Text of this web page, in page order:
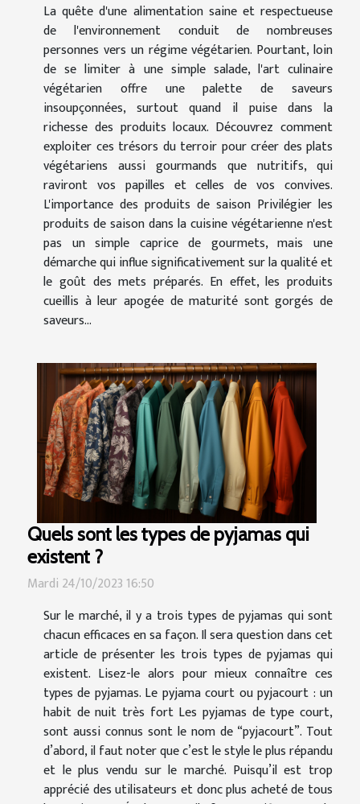
La quête d'une alimentation saine et respectueuse
de l'environnement conduit de nombreuses
personnes vers un régime végétarien. Pourtant, loin
de se limiter à une simple salade, l'art culinaire
végétarien offre une palette de saveurs
insoupçonnées, surtout quand il puise dans la
richesse des produits locaux. Découvrez comment
exploiter ces trésors du terroir pour créer des plats
végétariens aussi gourmands que nutritifs, qui
raviront vos papilles et celles de vos convives.
L'importance des produits de saison Privilégier les
produits de saison dans la cuisine végétarienne n'est
pas un simple caprice de gourmets, mais une
démarche qui influe significativement sur la qualité et
le goût des mets préparés. En effet, les produits
cueillis à leur apogée de maturité sont gorgés de
saveurs...
Quels sont les types de pyjamas qui
existent ?
Mardi 24/10/2023 16:50
Sur le marché, il y a trois types de pyjamas qui sont
chacun efficaces en sa façon. Il sera question dans cet
article de présenter les trois types de pyjamas qui
existent. Lisez-le alors pour mieux connaître ces
types de pyjamas. Le pyjama court ou pyjacourt : un
habit de nuit très fort Les pyjamas de type court,
sont aussi connus sont le nom de “pyjacourt”. Tout
d’abord, il faut noter que c’est le style le plus répandu
et le plus vendu sur le marché. Puisqu’il est trop
apprécié des utilisateurs et donc plus acheté de tous